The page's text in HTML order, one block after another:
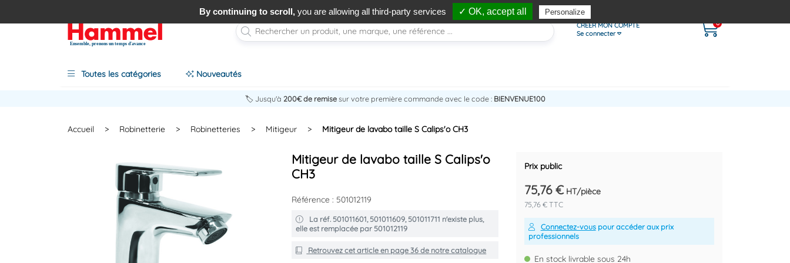
Ensemble, prenons un temps d'avance
CRÉER MON COMPTE
Se connecter
0
Toutes les catégories Nouveautés
🏷️ Jusqu'à 200€ de remisesur votre première commande avec le code : BIENVENUE100
Accueil > Robinetterie > Robinetteries > Mitigeur > Mitigeur de lavabo taille S Calips'o CH3
Mitigeur de lavabo taille S Calips'o
CH3
Référence : 501012119
La réf. 501011601, 501011609, 501011711 n'existe plus,
elle est remplacée par 501012119
Retrouvez cet article en page 36de notre catalogue
Prix public
75,76 €HT/pièce
75,76 € TTC
Connectez-vouspour accéder aux prix
professionnels
En stock livrable sous 24h
By continuing to scroll,you are allowing all third-party services ✓ OK, accept all Personalize